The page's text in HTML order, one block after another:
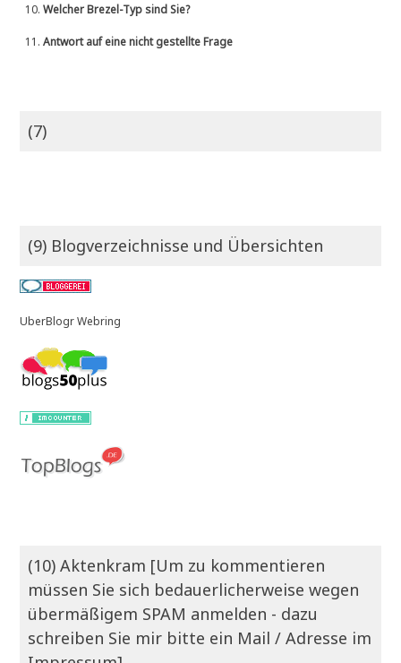
10.Welcher Brezel-Typ sind Sie?
11.Antwort auf eine nicht gestellte Frage
(7)
(9) Blogverzeichnisse und Übersichten
UberBlogr Webring
(10) Aktenkram [Um zu kommentieren
müssen Sie sich bedauerlicherweise wegen
übermäßigem SPAM anmelden - dazu
schreiben Sie mir bitte ein Mail / Adresse im